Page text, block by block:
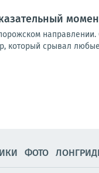
который срывал
ФОТО